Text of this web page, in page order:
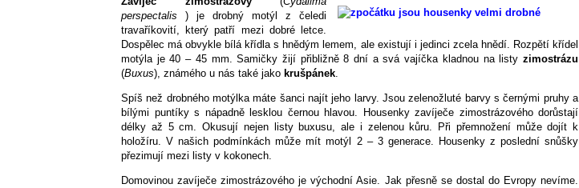
perspectalis ) je drobný motýl z čeledi
travaříkovití, který patří mezi dobré letce.
Dospělec má obvykle bílá křídla s hnědým lemem, ale existují i jedinci zcela hnědí. Rozpětí křídel
motýla je 40 – 45 mm. Samičky žijí přibližně 8 dní a svá vajíčka kladnou na listy zimostrázu
(Buxus), známého u nás také jako krušpánek.
Spíš než drobného motýlka máte šanci najít jeho larvy. Jsou zelenožluté barvy s černými pruhy a
bílými puntíky s nápadně lesklou černou hlavou. Housenky zavíječe zimostrázového dorůstají
délky až 5 cm. Okusují nejen listy buxusu, ale i zelenou kůru. Při přemnožení může dojít k
holožíru. V našich podmínkách může mít motýl 2 – 3 generace. Housenky z poslední snůšky
přezimují mezi listy v kokonech.
Domovinou zavíječe zimostrázového je východní Asie. Jak přesně se dostal do Evropy nevíme.